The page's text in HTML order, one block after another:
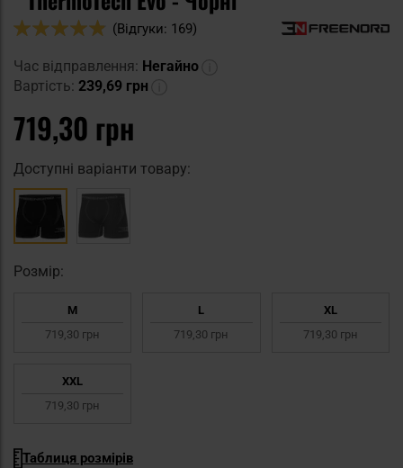
Оцінка:
(Відгуки: 169)
Час відправлення: Негайно
Вартість: 239,69 грн
719,30 грн
Доступні варіанти товару:
Pозмір:
M
719,30 грн
L
719,30 грн
XL
719,30 грн
XXL
719,30 грн
Таблиця розмірів